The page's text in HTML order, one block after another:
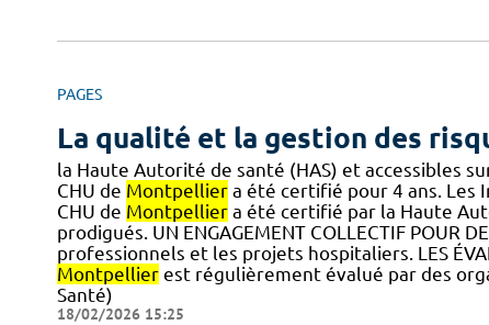
PAGES
La qualité et la gestion des
la Haute Autorité de santé (HAS) et accessibles
CHU de Montpelliera été certifié pour 4 ans. Les
CHU de Montpelliera été certifié par la Haute
prodigués. UN ENGAGEMENT COLLECTIF POUR
professionnels et les projets hospitaliers. LES
Montpellierest régulièrement évalué par des
Santé)
18/02/2026 15:25